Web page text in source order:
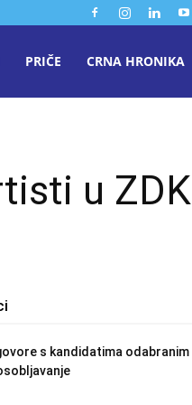
PRIČE CRNA HRONIKA
u ZDK
s kandidatima odabranim